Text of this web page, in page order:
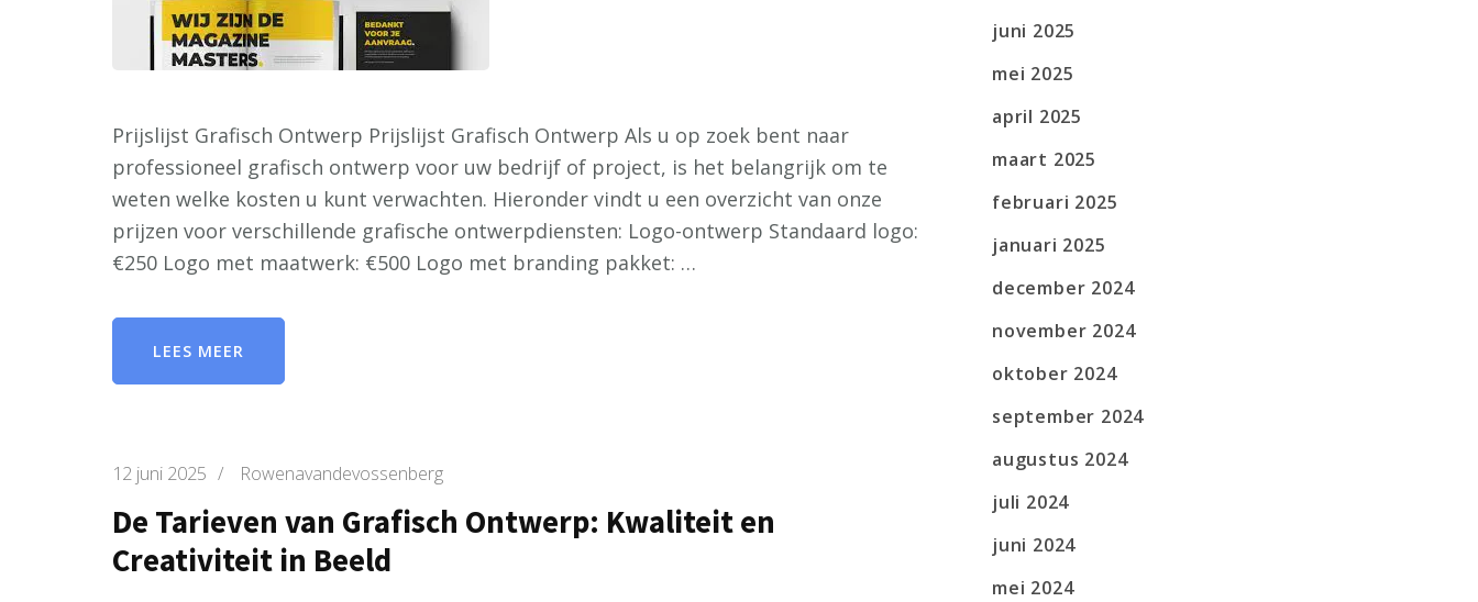
Prijslijst Grafisch Ontwerp Prijslijst Grafisch Ontwerp Als u op zoek bent naar
professioneel grafisch ontwerp voor uw bedrijf of project, is het belangrijk om te
weten welke kosten u kunt verwachten. Hieronder vindt u een overzicht van onze
prijzen voor verschillende grafische ontwerpdiensten: Logo-ontwerp Standaard logo:
€250 Logo met maatwerk: €500 Logo met branding pakket: …
LEES MEER
12 juni 2025 / Rowenavandevossenberg
De Tarieven van Grafisch Ontwerp: Kwaliteit en
Creativiteit in Beeld
juni 2025
mei 2025
april 2025
maart 2025
februari 2025
januari 2025
december 2024
november 2024
oktober 2024
september 2024
augustus 2024
juli 2024
juni 2024
mei 2024